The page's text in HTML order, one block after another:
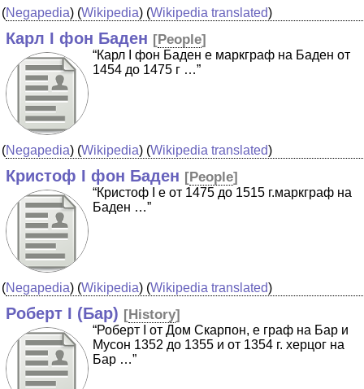
(Negapedia) (Wikipedia) (Wikipedia translated)
Карл I фон Баден [People]
“Карл I фон Баден е маркграф на Баден от
1454 до 1475 г …”
(Negapedia) (Wikipedia) (Wikipedia translated)
Кристоф I фон Баден [People]
“Кристоф I е от 1475 до 1515 г.маркграф на
Баден …”
(Negapedia) (Wikipedia) (Wikipedia translated)
Роберт I (Бар) [History]
“Роберт I от Дом Скарпон, е граф на Бар и
Мусон 1352 до 1355 и от 1354 г. херцог на
Бар …”